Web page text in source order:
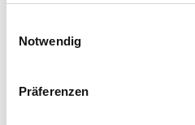
Notwendig
Präferenzen